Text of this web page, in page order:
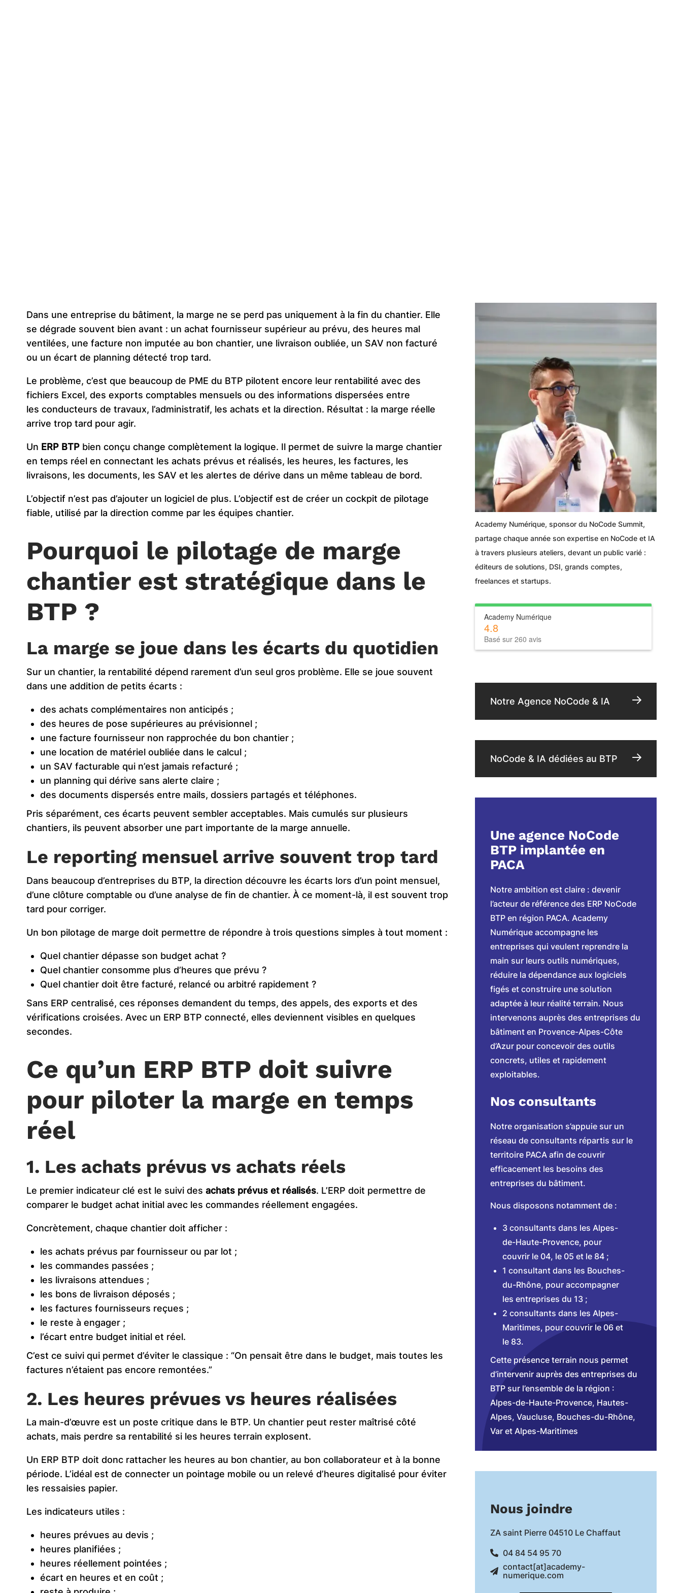
Dans une entreprise du bâtiment, la marge ne se perd pas uniquement à la fin du chantier. Elle
se dégrade souvent bien avant : un achat fournisseur supérieur au prévu, des heures mal
ventilées, une facture non imputée au bon chantier, une livraison oubliée, un SAV non facturé
ou un écart de planning détecté trop tard.
Le problème, c’est que beaucoup de PME du BTP pilotent encore leur rentabilité avec des
fichiers Excel, des exports comptables mensuels ou des informations dispersées entre
les conducteurs de travaux, l’administratif, les achats et la direction. Résultat : la marge réelle
arrive trop tard pour agir.
Un ERP BTP bien conçu change complètement la logique. Il permet de suivre la marge chantier
en temps réel en connectant les achats prévus et réalisés, les heures, les factures, les
livraisons, les documents, les SAV et les alertes de dérive dans un même tableau de bord.
L’objectif n’est pas d’ajouter un logiciel de plus. L’objectif est de créer un cockpit de pilotage
fiable, utilisé par la direction comme par les équipes chantier.
Pourquoi le pilotage de marge
chantier est stratégique dans le
BTP ?
La marge se joue dans les écarts du quotidien
Sur un chantier, la rentabilité dépend rarement d’un seul gros problème. Elle se joue souvent
dans une addition de petits écarts :
des achats complémentaires non anticipés ;
des heures de pose supérieures au prévisionnel ;
une facture fournisseur non rapprochée du bon chantier ;
une location de matériel oubliée dans le calcul ;
un SAV facturable qui n’est jamais refacturé ;
un planning qui dérive sans alerte claire ;
des documents dispersés entre mails, dossiers partagés et téléphones.
Pris séparément, ces écarts peuvent sembler acceptables. Mais cumulés sur plusieurs
chantiers, ils peuvent absorber une part importante de la marge annuelle.
Le reporting mensuel arrive souvent trop tard
Dans beaucoup d’entreprises du BTP, la direction découvre les écarts lors d’un point mensuel,
d’une clôture comptable ou d’une analyse de fin de chantier. À ce moment-là, il est souvent trop
tard pour corriger.
Un bon pilotage de marge doit permettre de répondre à trois questions simples à tout moment :
Quel chantier dépasse son budget achat ?
Quel chantier consomme plus d’heures que prévu ?
Quel chantier doit être facturé, relancé ou arbitré rapidement ?
Sans ERP centralisé, ces réponses demandent du temps, des appels, des exports et des
vérifications croisées. Avec un ERP BTP connecté, elles deviennent visibles en quelques
secondes.
Ce qu’un ERP BTP doit suivre
pour piloter la marge en temps
réel
1. Les achats prévus vs achats réels
Le premier indicateur clé est le suivi des achats prévus et réalisés. L’ERP doit permettre de
comparer le budget achat initial avec les commandes réellement engagées.
Concrètement, chaque chantier doit afficher :
les achats prévus par fournisseur ou par lot ;
les commandes passées ;
les livraisons attendues ;
les bons de livraison déposés ;
les factures fournisseurs reçues ;
le reste à engager ;
l’écart entre budget initial et réel.
C’est ce suivi qui permet d’éviter le classique : “On pensait être dans le budget, mais toutes les
factures n’étaient pas encore remontées.”
2. Les heures prévues vs heures réalisées
La main-d’œuvre est un poste critique dans le BTP. Un chantier peut rester maîtrisé côté
achats, mais perdre sa rentabilité si les heures terrain explosent.
Un ERP BTP doit donc rattacher les heures au bon chantier, au bon collaborateur et à la bonne
période. L’idéal est de connecter un pointage mobile ou un relevé d’heures digitalisé pour éviter
les ressaisies papier.
Les indicateurs utiles :
heures prévues au devis ;
heures planifiées ;
heures réellement pointées ;
écart en heures et en coût ;
Academy Numérique, sponsor du NoCode Summit,
partage chaque année son expertise en NoCode et IA
à travers plusieurs ateliers, devant un public varié :
éditeurs de solutions, DSI, grands comptes,
freelances et startups.
Academy Numérique
4.8
Basé sur 260 avis
Notre Agence NoCode & IA
NoCode & IA dédiées au BTP
Une agence NoCode
BTP implantée en
PACA
Notre ambition est claire : devenir
l’acteur de référence des ERP NoCode
BTP en région PACA. Academy
Numérique accompagne les
entreprises qui veulent reprendre la
main sur leurs outils numériques,
réduire la dépendance aux logiciels
figés et construire une solution
adaptée à leur réalité terrain. Nous
intervenons auprès des entreprises du
bâtiment en Provence-Alpes-Côte
d’Azur pour concevoir des outils
concrets, utiles et rapidement
exploitables.
Nos consultants
Notre organisation s’appuie sur un
réseau de consultants répartis sur le
territoire PACA afin de couvrir
efficacement les besoins des
entreprises du bâtiment.
Nous disposons notamment de :
3 consultants dans les Alpes-
de-Haute-Provence, pour
couvrir le 04, le 05 et le 84 ;
1 consultant dans les Bouches-
du-Rhône, pour accompagner
les entreprises du 13 ;
2 consultants dans les Alpes-
Maritimes, pour couvrir le 06 et
le 83.
Cette présence terrain nous permet
d’intervenir auprès des entreprises du
BTP sur l’ensemble de la région :
Alpes-de-Haute-Provence, Hautes-
Alpes, Vaucluse, Bouches-du-Rhône,
Var et Alpes-Maritimes
Nous joindre
ZA saint Pierre 04510 Le Chaffaut
04 84 54 95 70
contact[at]academy-
numerique.com